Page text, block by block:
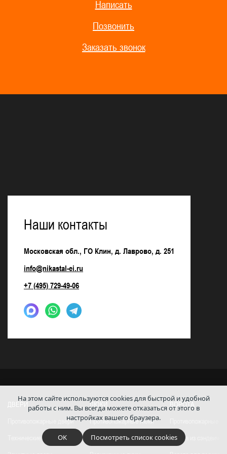
Написать
Позвонить
Заказать звонок
Наши контакты
Московская обл., ГО Клин, д. Лаврово, д. 251
info@nikastal-ei.ru
+7 (495) 729-49-06
ДВЕРИ
Противопожарные двери
Технические двери
ЛЮКИ
Противопожарные люки
Технические люки
ВОРОТА
Ворота из сэндвич-
На этом сайте используются cookies для быстрой и удобной
работы с ним. Вы всегда можете отказаться от этого в
настройках вашего браузера.
OK Посмотреть список cookies